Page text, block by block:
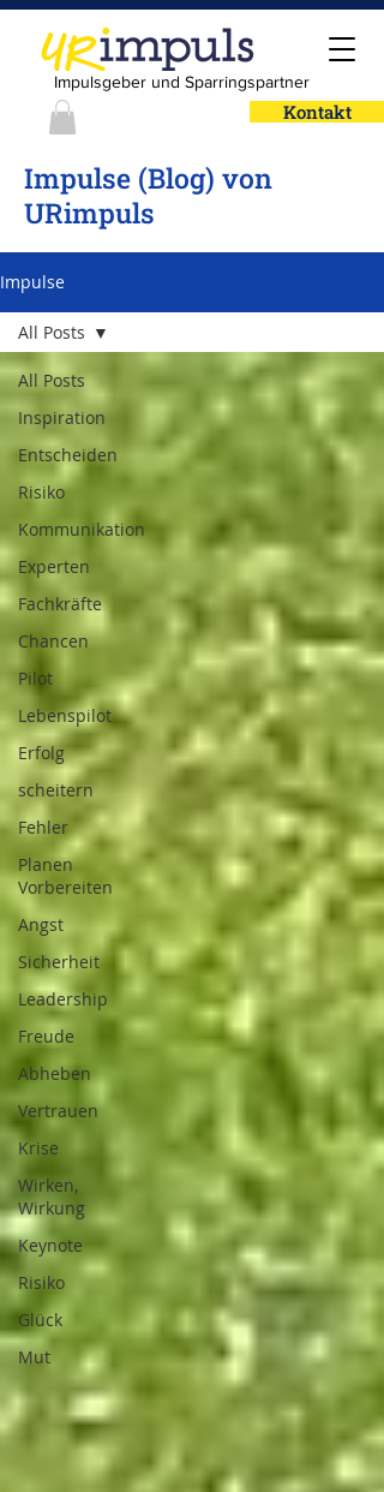
Impulsgeber und Sparringspartner
Kontakt
Impulse (Blog) von
URimpuls
Impulse
All Posts
Inspiration
Entscheiden
Risiko
Kommunikation
Experten
Fachkräfte
Chancen
Pilot
Lebenspilot
Erfolg
scheitern
Fehler
Planen
Vorbereiten
Angst
Sicherheit
Leadership
Freude
Abheben
Vertrauen
Krise
Wirken,
Wirkung
Keynote
Risiko
Glück
Mut
All Posts